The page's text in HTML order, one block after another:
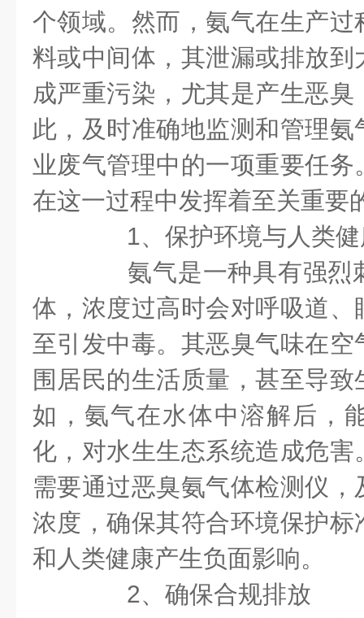
个领域。然而，氨气在生产
料或中间体，其泄漏或排放
成严重污染，尤其是产生恶
此，及时准确地监测和管理
业废气管理中的一项重要任务
在这一过程中发挥着至关重要
1、保护环境与人类
氨气是一种具有强烈
体，浓度过高时会对呼吸道
至引发中毒。其恶臭气味在
围居民的生活质量，甚至导
如，氨气在水体中溶解后，
化，对水生生态系统造成危
需要通过恶臭氨气体检测仪
浓度，确保其符合环境保护
和人类健康产生负面影响。
2、确保合规排放